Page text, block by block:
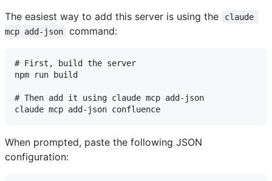
The easiest way to add this server is using the
claude
mcp add-json
command:
# First, build the server
npm run build
# Then add it using claude mcp add-json
When prompted, paste the following JSON
configuration: